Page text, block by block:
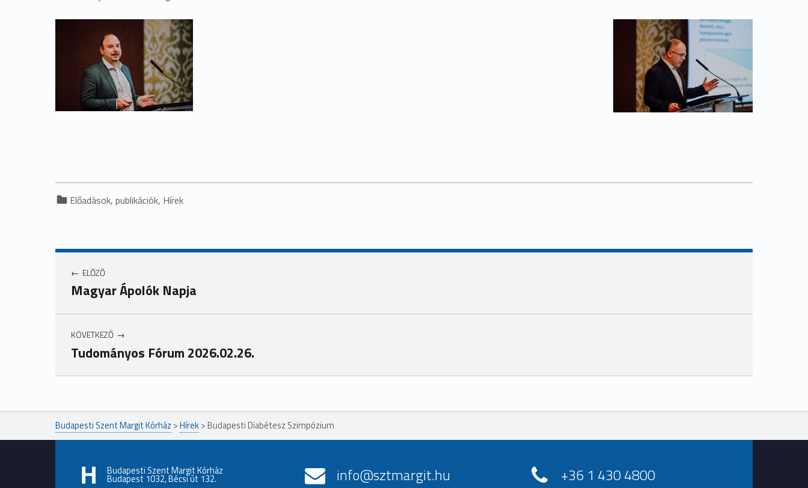
Előadások, publikációk, Hírek
ELŐZŐ
Magyar Ápolók Napja
KÖVETKEZŐ
Tudományos Fórum 2026.02.26.
Ugrás a főmenühöz
Budapesti Szent Margit Kórház >Hírek> Budapesti Diabétesz Szimpózium
Budapesti Szent Margit Kórház
Budapest 1032, Bécsi út 132. info@sztmargit.hu +36 1 430 4800